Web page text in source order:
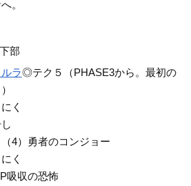
。
部
ルラ◎テク５（PHASE3から。最初の
く
4）勇者のコンジョー
く
吸収の恐怖